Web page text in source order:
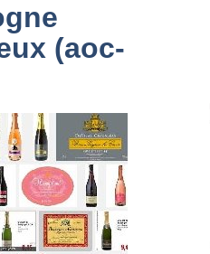
(aoc-